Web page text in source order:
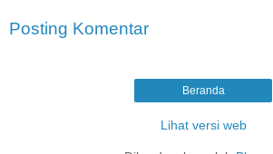
Posting Komentar
Beranda
Lihat versi web